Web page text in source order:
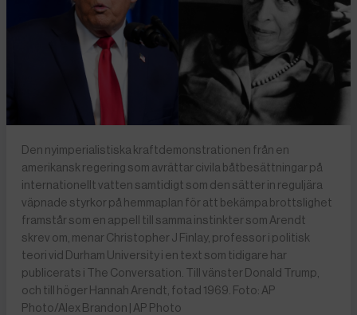
Den nyimperialistiska kraftdemonstrationen från en
amerikansk regering som avrättar civila båtbesättningar på
internationellt vatten samtidigt som den sätter in reguljära
väpnade styrkor på hemmaplan för att bekämpa brottslighet
framstår som en appell till samma instinkter som Arendt
skrev om, menar Christopher J Finlay, professor i politisk
teori vid Durham University i en text som tidigare har
publicerats i The Conversation. Till vänster Donald Trump,
och till höger Hannah Arendt, fotad 1969. Foto: AP
Photo/Alex Brandon | AP Photo